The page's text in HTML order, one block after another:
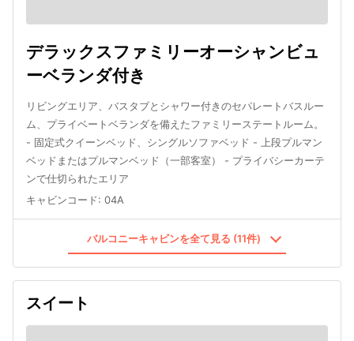
デラックスファミリーオーシャンビュ
ーベランダ付き
リビングエリア、バスタブとシャワー付きのセパレートバスルー
ム、プライベートベランダを備えたファミリーステートルーム。
- 固定式クイーンベッド、シングルソファベッド - 上段プルマン
ベッドまたはプルマンベッド（一部客室） - プライバシーカーテ
ンで仕切られたエリア
キャビンコード: 04A
バルコニーキャビンを全て見る (11件)
スイート